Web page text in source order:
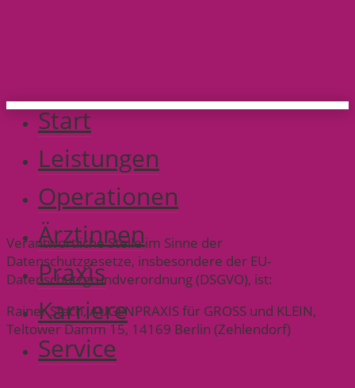
Start
Leistungen
Operationen
Ärztinnen
Praxis
Karriere
Service
Verantwortliche Stelle im Sinne der
Datenschutzgesetze, insbesondere der EU-
Datenschutzgrundverordnung (DSGVO), ist:
Rainer Stach, AUGENPRAXIS für GROSS und KLEIN,
Teltower Damm 15, 14169 Berlin (Zehlendorf)
Ihre Betroffenenrechte